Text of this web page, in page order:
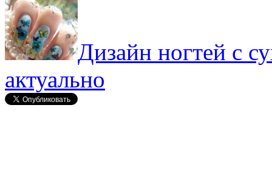
Дизайн ногтей с
актуально